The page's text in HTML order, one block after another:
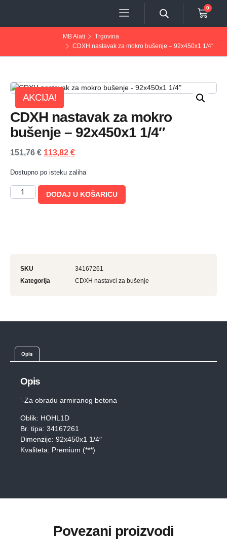
0
MB Alati
Trgovina
CDXH nastavak za mokro bušenje – 92x450x1 1/4″
AKCIJA!
CDXH nastavak za mokro
bušenje – 92x450x1 1/4″
151,76€ 113,82 €
Dostupno po isteku zaliha
DODAJ U KOŠARICU
SKU
34167261
Kategorija
CDXH nastavci za bušenje
Opis
Opis
‘-Za obradu armiranog betona
Oblik: HOHL1D
Br. tipa: 34167261
Dimenzije: 92x450x1 1/4″
Kvaliteta: Premium (***)
Povezani proizvodi